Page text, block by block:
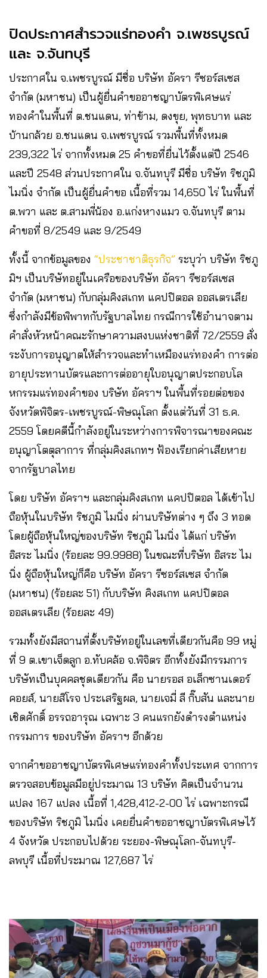
ปิดประกาศสำรวจแร่ทองคำ จ.เพชรบูรณ์
และ จ.จันทบุรี
ประกาศใน จ.เพชรบูรณ์ มีชื่อ บริษัท อัครา รีซอร์สเซส
จำกัด (มหาชน) เป็นผู้ยื่นคำขออาชญาบัตรพิเศษแร่
ทองคำในพื้นที่ ต.ชนแดน, ท่าข้าม, ดงขุย, พุทธบาท และ
บ้านกล้วย อ.ชนแดน จ.เพชรบูรณ์ รวมพื้นที่ทั้งหมด
239,322 ไร่ จากทั้งหมด 25 คำขอที่ยื่นไว้ตั้งแต่ปี 2546
และปี 2548 ส่วนประกาศใน จ.จันทบุรี มีชื่อ บริษัท ริชภูมิ
ไมนิ่ง จำกัด เป็นผู้ยื่นคำขอ เนื้อที่รวม 14,650 ไร่ ในพื้นที่
ต.พวา และ ต.สามพี่น้อง อ.แก่งหางแมว จ.จันทบุรี ตาม
คำขอที่ 8/2549 และ 9/2549
ทั้งนี้ จากข้อมูลของ “ประชาชาติธุรกิจ” ระบุว่า บริษัท ริชภู
มิฯ เป็นบริษัทอยู่ในเครือของบริษัท อัครา รีซอร์สเซส
จำกัด (มหาชน) กับกลุ่มคิงสเกท แคปปิตอล ออสเตรเลีย
ซึ่งกำลังมีข้อพิพาทกับรัฐบาลไทย กรณีการใช้อำนาจตาม
คำสั่งหัวหน้าคณะรักษาความสงบแห่งชาติที่ 72/2559 สั่ง
ระงับการอนุญาตให้สำรวจและทำเหมืองแร่ทองคำ การต่อ
อายุประทานบัตรและการต่ออายุใบอนุญาตประกอบโล
หกรรมแร่ทองคำของ บริษัท อัคราฯ ในพื้นที่รอยต่อของ
จังหวัดพิจิตร-เพชรบูรณ์-พิษณุโลก ตั้งแต่วันที่ 31 ธ.ค.
2559 โดยคดีนี้กำลังอยู่ในระหว่างการพิจารณาของคณะ
อนุญาโตตุลาการ ที่กลุ่มคิงสเกทฯ ฟ้องเรียกค่าเสียหาย
จากรัฐบาลไทย
โดย บริษัท อัคราฯ และกลุ่มคิงสเกท แคปปิตอล ได้เข้าไป
ถือหุ้นในบริษัท ริชภูมิ ไมนิ่ง ผ่านบริษัทต่าง ๆ ถึง 3 ทอด
โดยผู้ถือหุ้นใหญ่ของบริษัท ริชภูมิ ไมนิ่ง ได้แก่ บริษัท
อิสระ ไมนิ่ง (ร้อยละ 99.9988) ในขณะที่บริษัท อิสระ ไม
นิ่ง ผู้ถือหุ้นใหญ่ก็คือ บริษัท อัครา รีซอร์สเซส จำกัด
(มหาชน) (ร้อยละ 51) กับบริษัท คิงสเกท แคปปิตอล
ออสเตรเลีย (ร้อยละ 49)
รวมทั้งยังมีสถานที่ตั้งบริษัทอยู่ในเลขที่เดียวกันคือ 99 หมู่
ที่ 9 ต.เขาเจ็ดลูก อ.ทับคล้อ จ.พิจิตร อีกทั้งยังมีกรรมการ
บริษัทเป็นบุคคลชุดเดียวกัน คือ นายรอส อเล็กซานเดอร์
คอยส์, นายสิโรจ ประเสริฐผล, นายเจมี่ ลี กิ๊บสัน และนาย
เชิดศักดิ์ อรรถอารุณ เฉพาะ 3 คนแรกยังดำรงตำแหน่ง
กรรมการ ของบริษัท อัคราฯ อีกด้วย
จากคำขออาชญาบัตรพิเศษแร่ทองคำทั้งประเทศ จากการ
ตรวจสอบข้อมูลมีอยู่ประมาณ 13 บริษัท คิดเป็นจำนวน
แปลง 167 แปลง เนื้อที่ 1,428,412-2-00 ไร่ เฉพาะกรณี
ของบริษัท ริชภูมิ ไมนิ่ง เคยยื่นคำขออาชญาบัตรพิเศษไว้
4 จังหวัด ประกอบไปด้วย ระยอง-พิษณุโลก-จันทบุรี-
ลพบุรี เนื้อที่ประมาณ 127,687 ไร่